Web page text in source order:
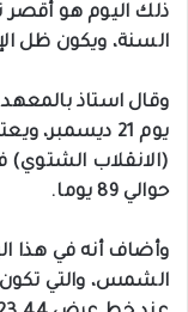
ذلك اليوم هو أقصر
السنة، ويكون ظل
وقال استاذ
يوم 21
(الانقلاب الشتوي)
حوالي 89 يوما.
وأضاف أنه في هذا
الشمس، والتي